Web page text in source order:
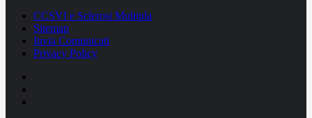
CCSVI e Sclerosi Multipla
Sitemap
Invia Comunicati
Privacy Policy